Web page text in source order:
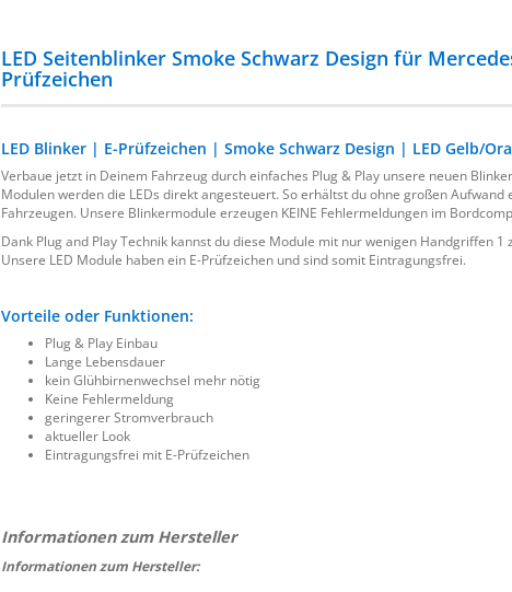
LED Seitenblinker Smoke Schwarz Design für
Prüfzeichen
LED Blinker | E-Prüfzeichen | Smoke Schwarz Design | LED Gelb/
Verbaue jetzt in Deinem Fahrzeug durch einfaches Plug & Play unsere neuen
Modulen werden die LEDs direkt angesteuert. So erhältst du ohne großen
Fahrzeugen. Unsere Blinkermodule erzeugen KEINE Fehlermeldungen im
Dank Plug and Play Technik kannst du diese Module mit nur wenigen Handgriffen
Unsere LED Module haben ein E-Prüfzeichen und sind somit Eintragungsfrei.
Vorteile oder Funktionen:
Plug & Play Einbau
Lange Lebensdauer
kein Glühbirnenwechsel mehr nötig
Keine Fehlermeldung
geringerer Stromverbrauch
aktueller Look
Eintragungsfrei mit E-Prüfzeichen
Informationen zum Hersteller: